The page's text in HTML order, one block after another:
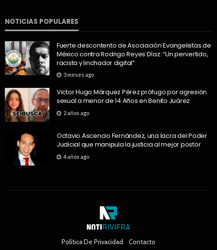
NOTICIAS POPULARES
Fuerte descontento de Asociación Evangelistas de
México contra Rodrigo Reyes Díaz: “Un pervertido,
racista y linchador digital”
3 meses ago
Victor Hugo Márquez Pérez prófugo por agresión
sexual a menor de 14 Años en Benito Juárez
2 años ago
Octavio Ascencio Fernández, una lacra del Poder
Judicial que manipula la justicia al mejor postor
4 años ago
Política De Privacidad Contacto